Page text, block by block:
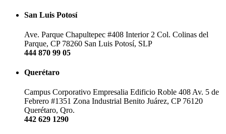
San Luis Potosí
Ave. Parque Chapultepec #408 Interior 2 Col. Colinas del
Parque, CP 78260 San Luis Potosí, SLP
444 870 99 05
Querétaro
Campus Corporativo Empresalia Edificio Roble 408Av. 5 de
Febrero #1351 Zona Industrial Benito Juárez, CP 76120
Querétaro, Qro.
442 629 1290